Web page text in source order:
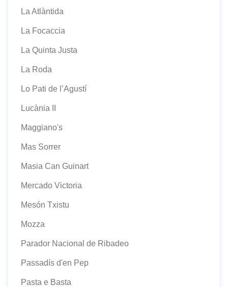
La Atlàntida
La Focaccia
La Quinta Justa
La Roda
Lo Pati de l’Agustí
Lucània II
Maggiano's
Mas Sorrer
Masia Can Guinart
Mercado Victoria
Mesón Txistu
Mozza
Parador Nacional de Ribadeo
Passadís d'en Pep
Pasta e Basta